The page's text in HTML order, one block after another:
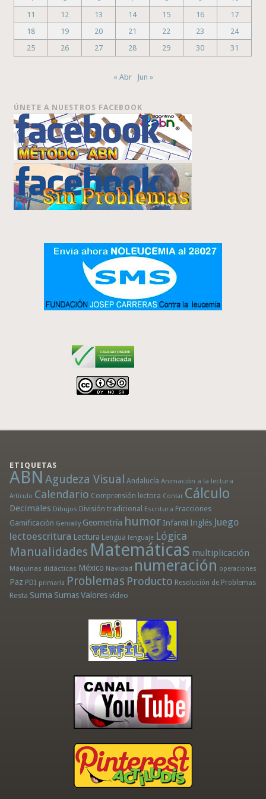
11
12 13 14 15 16
17
18
19 20 21 22 23
24
25
26 27 28 29 30 31
« Abr Jun »
ÚNETE A NUESTROS FACEBOOK
ETIQUETAS
ABN Agudeza Visual Andalucía Animación a la lectura
Artículo Calendario Comprensión lectora Contar Cálculo
Decimales Dibujos División tradicional Escritura Fracciones
Gamificación Genially Geometría humor Infantil Inglés Juego
lectoescritura Lectura Lengua lenguaje Lógica
Manualidades Matemáticas multiplicación
Máquinas didácticas México Navidad numeración operaciones
Paz PDI primaria Problemas Producto Resolución de Problemas
Resta Suma Sumas Valores vídeo